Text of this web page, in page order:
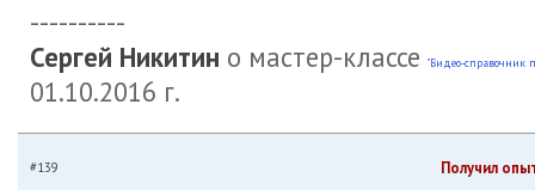
----------
Сергей Никитин о мастер-классе "Видео-справочник
01.10.2016 г.
#139 Получил